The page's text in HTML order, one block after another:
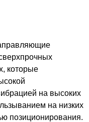
которые
на высоких
на низких
позиционирования.